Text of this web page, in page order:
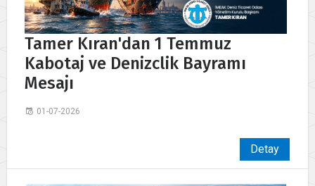
Tamer Kıran'dan 1 Temmuz
Kabotaj ve Denizclik Bayramı
Mesajı
01-07-2026
Detay